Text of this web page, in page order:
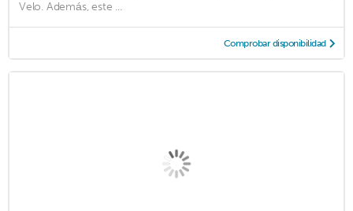
Velo. Además, este ...
Comprobar disponibilidad